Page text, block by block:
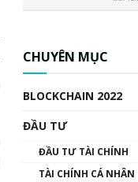
Phổ
CHUYÊN MỤC
BLOCKCHAIN 2022
ĐẦU TƯ
ĐẦU TƯ TÀI CHÍNH
TÀI CHÍNH CÁ NHÂN